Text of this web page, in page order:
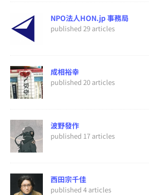
NPO法人HON.jp 事務局
published 29 articles
成相裕幸
published 20 articles
波野發作
published 17 articles
西田宗千佳
published 4 articles